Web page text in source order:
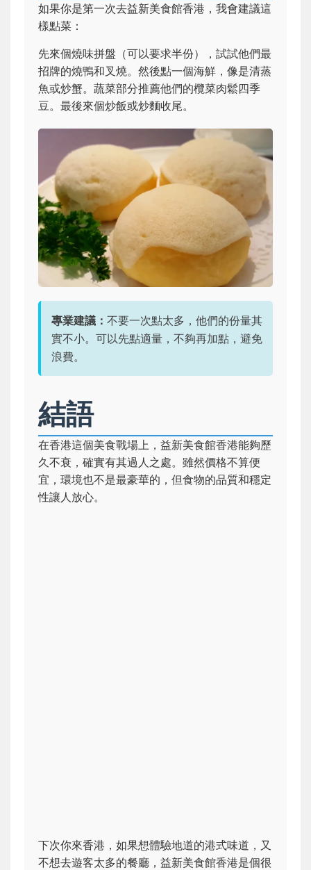
如果你是第一次去益新美食館香港，我會建議這
樣點菜：
先來個燒味拼盤（可以要求半份），試試他們最
招牌的燒鴨和叉燒。然後點一個海鮮，像是清蒸
魚或炒蟹。蔬菜部分推薦他們的欖菜肉鬆四季
豆。最後來個炒飯或炒麵收尾。
專業建議： 不要一次點太多，他們的份量其
實不小。可以先點適量，不夠再加點，避免
浪費。
結語
在香港這個美食戰場上，益新美食館香港能夠歷
久不衰，確實有其過人之處。雖然價格不算便
宜，環境也不是最豪華的，但食物的品質和穩定
性讓人放心。
下次你來香港，如果想體驗地道的港式味道，又
不想去遊客太多的餐廳，益新美食館香港是個很